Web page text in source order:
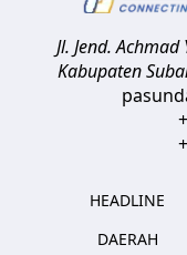
Jl. Jend.
Kabupaten
HEADLINE
DAERAH